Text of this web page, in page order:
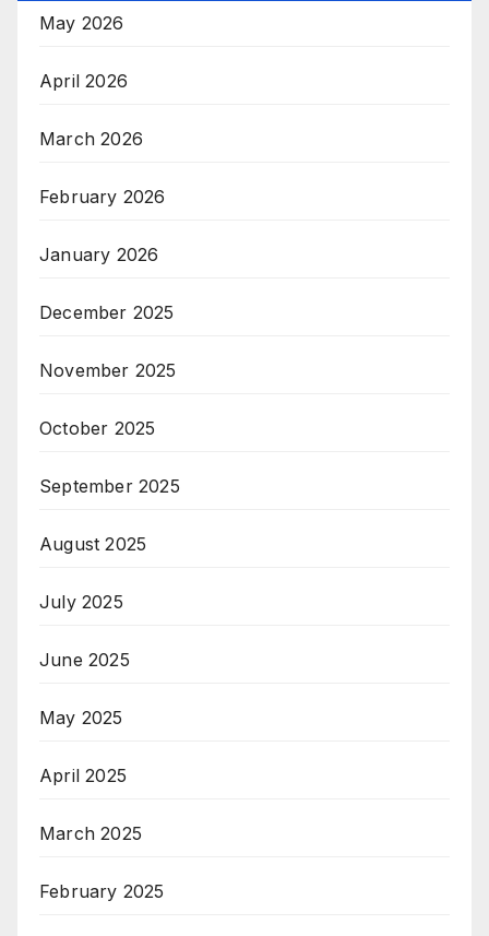
May 2026
April 2026
March 2026
February 2026
January 2026
December 2025
November 2025
October 2025
September 2025
August 2025
July 2025
June 2025
May 2025
April 2025
March 2025
February 2025